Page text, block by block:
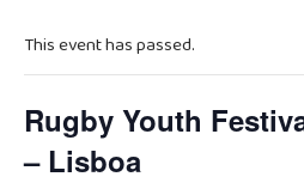
This event has passed.
Rugby Youth
– Lisboa